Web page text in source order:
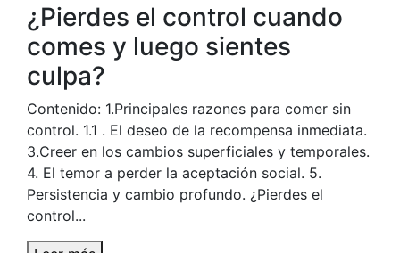
¿Pierdes el control cuando
comes y luego sientes
culpa?
Contenido: 1.Principales razones para comer sin
control. 1.1 . El deseo de la recompensa inmediata.
3.Creer en los cambios superficiales y temporales.
4. El temor a perder la aceptación social. 5.
Persistencia y cambio profundo. ¿Pierdes el
control...